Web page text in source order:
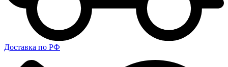
Доставка по РФ